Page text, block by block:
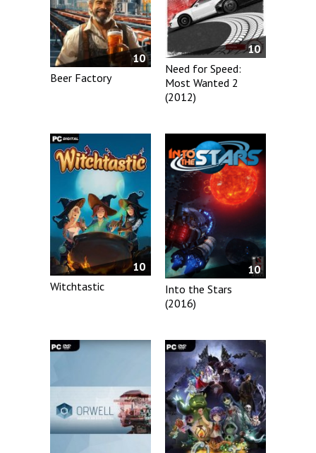
10
Beer Factory
10
Need for Speed:
Most Wanted 2
(2012)
10
Witchtastic
10
Into the Stars
(2016)